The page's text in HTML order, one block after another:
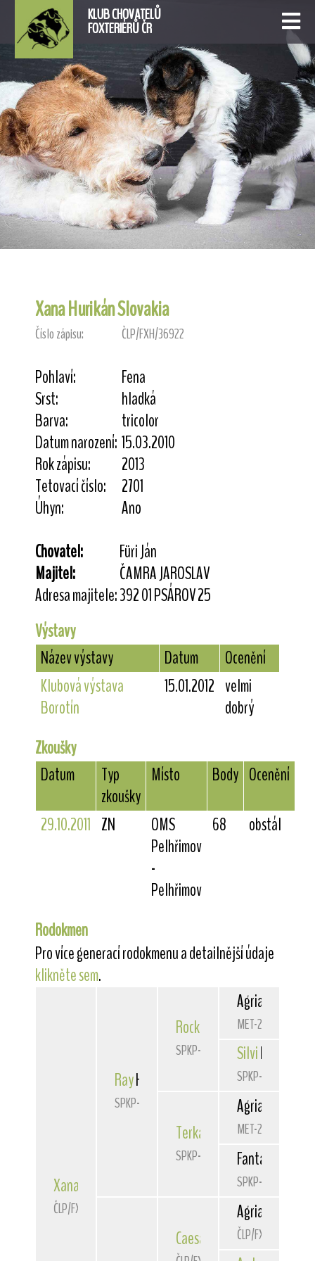
KLUB CHOVATELŮ
FOXTERIÉRŮ ČR
Xana Hurikán Slovakia
Číslo zápisu: ČLP/FXH/36922
Pohlaví:
Fena
Srst:
hladká
Barva:
tricolor
Datum narození: 15.03.2010
Rok zápisu:
2013
Tetovací číslo:
2701
Úhyn:
Ano
Chovatel:
Füri Ján
Majitel:
ČAMRA JAROSLAV
Adresa majitele:392 01 PSÁROV 25
Výstavy
Název výstavy
Datum
Ocenění
Klubová výstava
Borotín
15.01.2012 velmi
dobrý
Zkoušky
Datum
Typ
zkoušky
Místo Body Ocenění
29.10.2011 ZN
OMS
Pelhřimov
-
Pelhřimov
68 obstál
Rodokmen
Pro více generací rodokmenu a detailnější údaje
klikněte sem.
Xana
ČLP/FXH/36922
RayHurikán Slovakia
SPKP-2403
Rocky Hurikán
SPKP-2066
Terka Hurikán
SPKP-2069
Caesar Super Pride
Agria
MET-2687
SilviIzbica
SPKP-1959
Agria
MET-2687
Fanta z
SPKP-2006
Agria
ČLP/FXH/30994